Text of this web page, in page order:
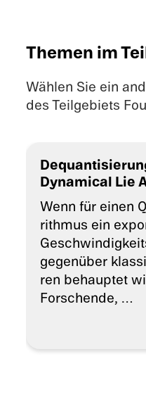
Themen im
Wählen Sie ein
des Teilgebiets
Dynami­cal Lie
Wenn für einen
rith­mus ein
gegen­über
ren behaup­tet
Forschende, …